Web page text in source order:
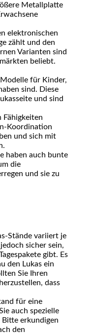
Metallplatte
elektronischen
zählt und den
Varianten sind
beliebt.
für Kinder,
sind. Diese
und sind
Fähigkeiten
Koordination
und sich mit
haben auch bunte
die
und sie zu
Stände variiert je
sicher sein,
gibt. Es
den Lukas ein
Sie Ihren
dass
für eine
auch spezielle
erkundigen
den